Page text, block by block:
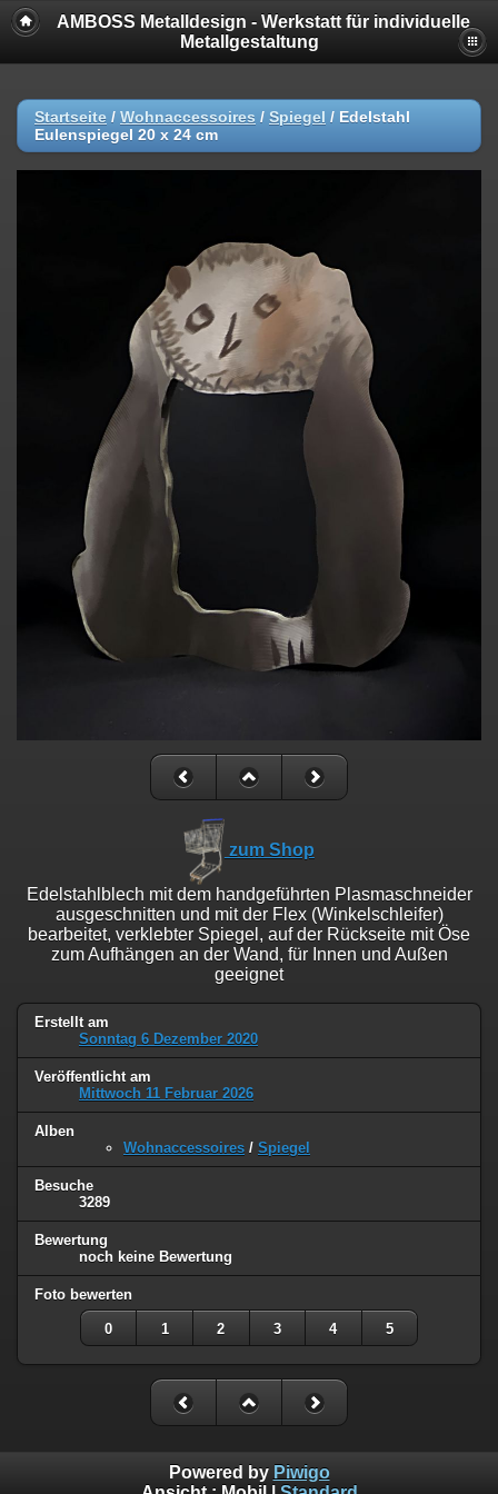
AMBOSS Metalldesign - Werkstatt für individuelle
Metallgestaltung
Startseite / Wohnaccessoires / Spiegel / Edelstahl
Eulenspiegel 20 x 24 cm
zum Shop
Edelstahlblech mit dem handgeführten Plasmaschneider
ausgeschnitten und mit der Flex (Winkelschleifer)
bearbeitet, verklebter Spiegel, auf der Rückseite mit Öse
zum Aufhängen an der Wand, für Innen und Außen
geeignet
Erstellt am
Sonntag 6 Dezember 2020
Veröffentlicht am
Mittwoch 11 Februar 2026
Alben
Wohnaccessoires / Spiegel
Besuche
3289
Bewertung
noch keine Bewertung
Foto bewerten
0 1 2 3 4 5
Powered by Piwigo